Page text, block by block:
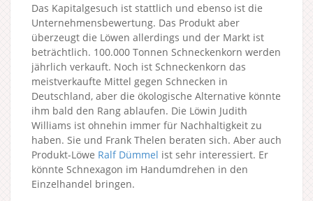
Das Kapitalgesuch ist stattlich und ebenso ist die
Unternehmensbewertung. Das Produkt aber
überzeugt die Löwen allerdings und der Markt ist
beträchtlich. 100.000 Tonnen Schneckenkorn werden
jährlich verkauft. Noch ist Schneckenkorn das
meistverkaufte Mittel gegen Schnecken in
Deutschland, aber die ökologische Alternative könnte
ihm bald den Rang ablaufen. Die Löwin Judith
Williams ist ohnehin immer für Nachhaltigkeit zu
haben. Sie und Frank Thelen beraten sich. Aber auch
Produkt-Löwe Ralf Dümmel ist sehr interessiert. Er
könnte Schnexagon im Handumdrehen in den
Einzelhandel bringen.